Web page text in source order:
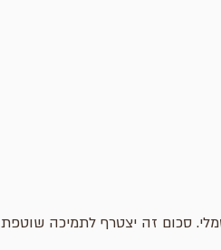
סכום זה יצטרף לתמיכה שוטפת